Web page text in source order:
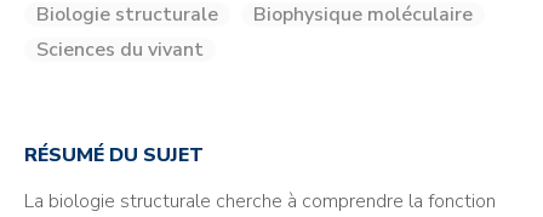
Biologie structurale
Biophysique moléculaire
Sciences du vivant
RÉSUMÉ DU SUJET
La biologie structurale cherche à comprendre la fonction